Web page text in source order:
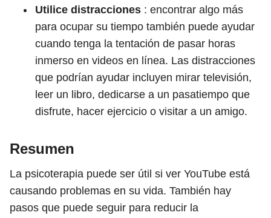
Utilice distracciones : encontrar algo más
para ocupar su tiempo también puede ayudar
cuando tenga la tentación de pasar horas
inmerso en videos en línea. Las distracciones
que podrían ayudar incluyen mirar televisión,
leer un libro, dedicarse a un pasatiempo que
disfrute, hacer ejercicio o visitar a un amigo.
Resumen
La psicoterapia puede ser útil si ver YouTube está
causando problemas en su vida. También hay
pasos que puede seguir para reducir la